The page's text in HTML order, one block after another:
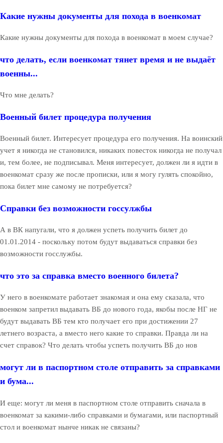
Какие нужны документы для похода в военкомат
Какие нужны документы для похода в военкомат в моем случае?
что делать, если военкомат тянет время и не выдаёт
военны...
Что мне делать?
Военный билет процедура получения
Военный билет. Интересует процедура его получения. На воинский
учет я никогда не становился, никаких повесток никогда не получал
и, тем более, не подписывал. Меня интересует, должен ли я идти в
военкомат сразу же после прописки, или я могу гулять спокойно,
пока билет мне самому не потребуется?
Справки без возможности госсулжбы
А в ВК напугали, что я должен успеть получить билет до
01.01.2014 - поскольку потом будут выдаваться справки без
возможности госслужбы.
что это за справка вместо военного билета?
У него в военкомате работает знакомая и она ему сказала, что
военком запретил выдавать ВБ до нового года, якобы после НГ не
будут выдавать ВБ тем кто получает его при достижении 27
летнего возраста, а вместо него какие то справки. Правда ли на
счет справок? Что делать чтобы успеть получить ВБ до нов
могут ли в паспортном столе отправить за справками
и бума...
И еще: могут ли меня в паспортном столе отправить сначала в
военкомат за какими-либо справками и бумагами, или паспортный
стол и военкомат нынче никак не связаны?